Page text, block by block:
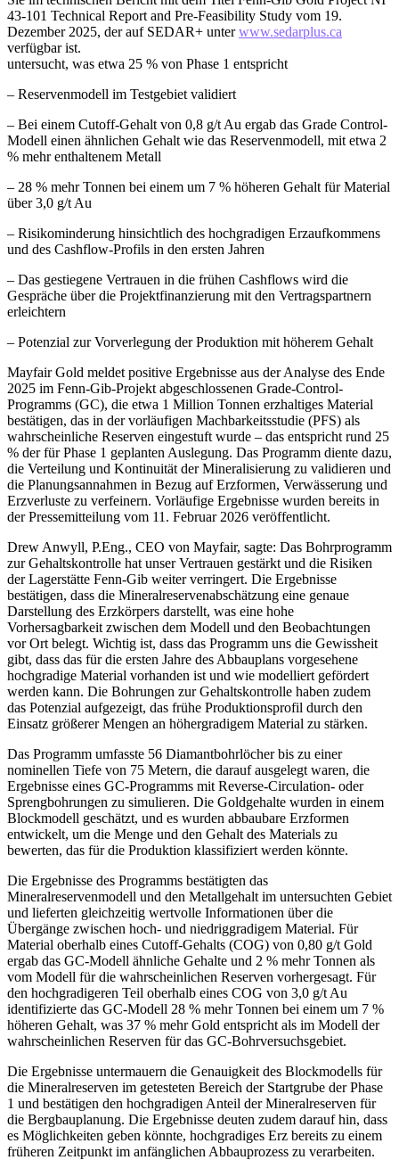
43-101 Technical Report and Pre-Feasibility Study vom 19.
Dezember 2025, der auf SEDAR+ unterwww.sedarplus.ca
verfügbar ist.
untersucht, was etwa 25 % von Phase 1 entspricht
– Reservenmodell im Testgebiet validiert
– Bei einem Cutoff-Gehalt von 0,8 g/t Au ergab das Grade Control-
Modell einen ähnlichen Gehalt wie das Reservenmodell, mit etwa 2
% mehr enthaltenem Metall
– 28 % mehr Tonnen bei einem um 7 % höheren Gehalt für Material
über 3,0 g/t Au
– Risikominderung hinsichtlich des hochgradigen Erzaufkommens
und des Cashflow-Profils in den ersten Jahren
– Das gestiegene Vertrauen in die frühen Cashflows wird die
Gespräche über die Projektfinanzierung mit den Vertragspartnern
erleichtern
– Potenzial zur Vorverlegung der Produktion mit höherem Gehalt
Mayfair Gold meldet positive Ergebnisse aus der Analyse des Ende
2025 im Fenn-Gib-Projekt abgeschlossenen Grade-Control-
Programms (GC), die etwa 1 Million Tonnen erzhaltiges Material
bestätigen, das in der vorläufigen Machbarkeitsstudie (PFS) als
wahrscheinliche Reserven eingestuft wurde – das entspricht rund 25
% der für Phase 1 geplanten Auslegung. Das Programm diente dazu,
die Verteilung und Kontinuität der Mineralisierung zu validieren und
die Planungsannahmen in Bezug auf Erzformen, Verwässerung und
Erzverluste zu verfeinern. Vorläufige Ergebnisse wurden bereits in
der Pressemitteilung vom 11. Februar 2026 veröffentlicht.
Drew Anwyll, P.Eng., CEO von Mayfair, sagte: Das Bohrprogramm
zur Gehaltskontrolle hat unser Vertrauen gestärkt und die Risiken
der Lagerstätte Fenn-Gib weiter verringert. Die Ergebnisse
bestätigen, dass die Mineralreservenabschätzung eine genaue
Darstellung des Erzkörpers darstellt, was eine hohe
Vorhersagbarkeit zwischen dem Modell und den Beobachtungen
vor Ort belegt. Wichtig ist, dass das Programm uns die Gewissheit
gibt, dass das für die ersten Jahre des Abbauplans vorgesehene
hochgradige Material vorhanden ist und wie modelliert gefördert
werden kann. Die Bohrungen zur Gehaltskontrolle haben zudem
das Potenzial aufgezeigt, das frühe Produktionsprofil durch den
Einsatz größerer Mengen an höhergradigem Material zu stärken.
Das Programm umfasste 56 Diamantbohrlöcher bis zu einer
nominellen Tiefe von 75 Metern, die darauf ausgelegt waren, die
Ergebnisse eines GC-Programms mit Reverse-Circulation- oder
Sprengbohrungen zu simulieren. Die Goldgehalte wurden in einem
Blockmodell geschätzt, und es wurden abbaubare Erzformen
entwickelt, um die Menge und den Gehalt des Materials zu
bewerten, das für die Produktion klassifiziert werden könnte.
Die Ergebnisse des Programms bestätigten das
Mineralreservenmodell und den Metallgehalt im untersuchten Gebiet
und lieferten gleichzeitig wertvolle Informationen über die
Übergänge zwischen hoch- und niedriggradigem Material. Für
Material oberhalb eines Cutoff-Gehalts (COG) von 0,80 g/t Gold
ergab das GC-Modell ähnliche Gehalte und 2 % mehr Tonnen als
vom Modell für die wahrscheinlichen Reserven vorhergesagt. Für
den hochgradigeren Teil oberhalb eines COG von 3,0 g/t Au
identifizierte das GC-Modell 28 % mehr Tonnen bei einem um 7 %
höheren Gehalt, was 37 % mehr Gold entspricht als im Modell der
wahrscheinlichen Reserven für das GC-Bohrversuchsgebiet.
Die Ergebnisse untermauern die Genauigkeit des Blockmodells für
die Mineralreserven im getesteten Bereich der Startgrube der Phase
1 und bestätigen den hochgradigen Anteil der Mineralreserven für
die Bergbauplanung. Die Ergebnisse deuten zudem darauf hin, dass
es Möglichkeiten geben könnte, hochgradiges Erz bereits zu einem
früheren Zeitpunkt im anfänglichen Abbauprozess zu verarbeiten.